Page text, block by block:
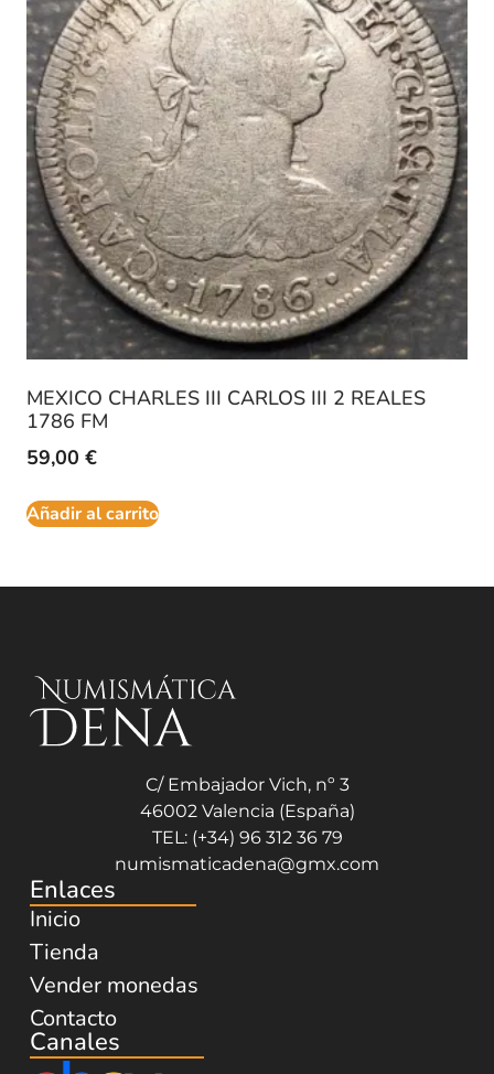
MEXICO CHARLES III CARLOS III 2 REALES
1786 FM
59,00 €
Añadir al carrito
C/ Embajador Vich, nº 3
46002 Valencia (España)
TEL: (+34) 96 312 36 79
numismaticadena@gmx.com
Enlaces
Inicio
Tienda
Vender monedas
Contacto
Canales